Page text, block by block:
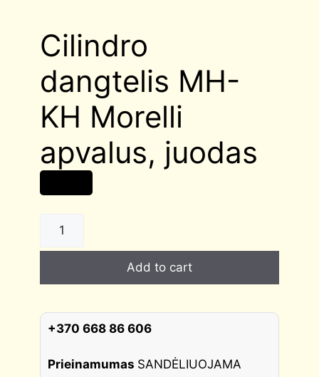
Cilindro
dangtelis MH-
KH Morelli
apvalus, juodas
dangtelis
apvalus,
juodas
Add to cart
+370 668 86 606
Prieinamumas SANDĖLIUOJAMA